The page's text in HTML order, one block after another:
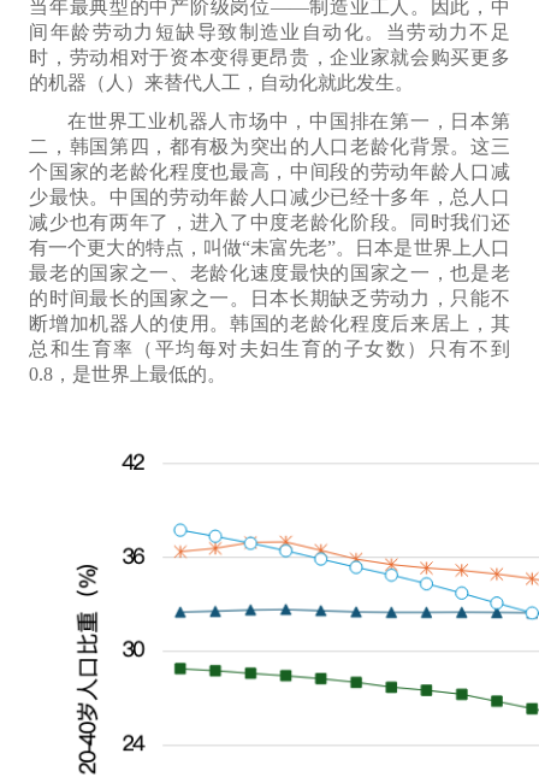
当年最典型的中产阶级岗位——制造业工人。 因此， 中
间年龄劳动力短缺 导致制造业自动化。当劳动力不足
时，劳动相对于资本变得更昂贵，企业家就会购买更多
的机器（人）来替代人工，自动化就此发生。
在世界工业机器人市场中，中国排在第一，日本第
二，韩国第四， 都有极为突出的人口老龄化背景。这三
个国家的老龄化程度也最高，中间段的劳动年龄人口减
少最快。中国的劳动年龄人口减少已经十多年，总人口
减少也有两年了，进入 了 中度老龄化阶段。同时我们还
有一个更大的特点，叫做“未富先老”。日本是世界上人口
最老的国家之一、老龄化速度最快的国家之一，也是老
的时间最长的国家之一。日本长期缺乏劳动力，只能不
断增加机器人的使用。韩国的老龄化程度后来居上，其
总和生育率（平均每对夫妇生育的子女数）只有不到
0.8，是世界上最低的。